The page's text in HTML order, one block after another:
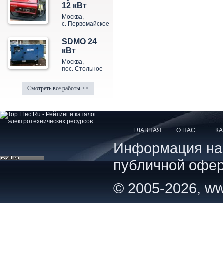
12 кВт
Москва,
с. Первомайское
SDMO 24
кВт
Москва,
пос. Стольное
Смотреть все работы >>
ГЛАВНАЯ О НАС
Информация на
публичной
© 2005-2026,